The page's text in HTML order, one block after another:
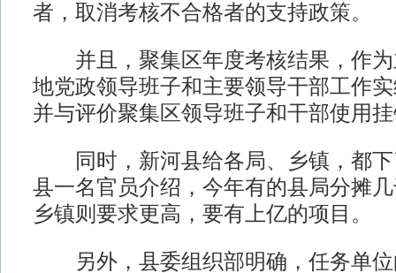
者，取消考核不合格者的支持政策。
并且，聚集区年度考核结果，作为
地党政领导班子和主要领导干部工作
并与评价聚集区领导班子和干部使用
同时，新河县给各局、乡镇，都下
县一名官员介绍，今年有的县局分摊
乡镇则要求更高，要有上亿的项目。
另外，县委组织部明确，任务单位